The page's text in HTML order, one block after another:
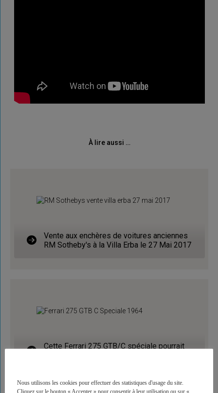
À lire aussi …
Vente aux enchères de voitures anciennes
RM Sotheby's à la Villa Erba le 27 Mai 2017
Cette Ferrari 275 GTB/C spéciale pourrait
Nous utilisons les cookies pour effectuer des statistiques d'usage du site.
Cliquez sur le bouton « Accepter » pour consentir à leur utilisation ou sur «